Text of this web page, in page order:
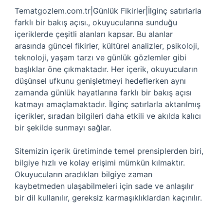
Tematgozlem.com.tr|Günlük Fikirler|İlginç satırlarla
farklı bir bakış açısı., okuyucularına sunduğu
içeriklerde çeşitli alanları kapsar. Bu alanlar
arasında güncel fikirler, kültürel analizler, psikoloji,
teknoloji, yaşam tarzı ve günlük gözlemler gibi
başlıklar öne çıkmaktadır. Her içerik, okuyucuların
düşünsel ufkunu genişletmeyi hedeflerken aynı
zamanda günlük hayatlarına farklı bir bakış açısı
katmayı amaçlamaktadır. İlginç satırlarla aktarılmış
içerikler, sıradan bilgileri daha etkili ve akılda kalıcı
bir şekilde sunmayı sağlar.
Sitemizin içerik üretiminde temel prensiplerden biri,
bilgiye hızlı ve kolay erişimi mümkün kılmaktır.
Okuyucuların aradıkları bilgiye zaman
kaybetmeden ulaşabilmeleri için sade ve anlaşılır
bir dil kullanılır, gereksiz karmaşıklıklardan kaçınılır.